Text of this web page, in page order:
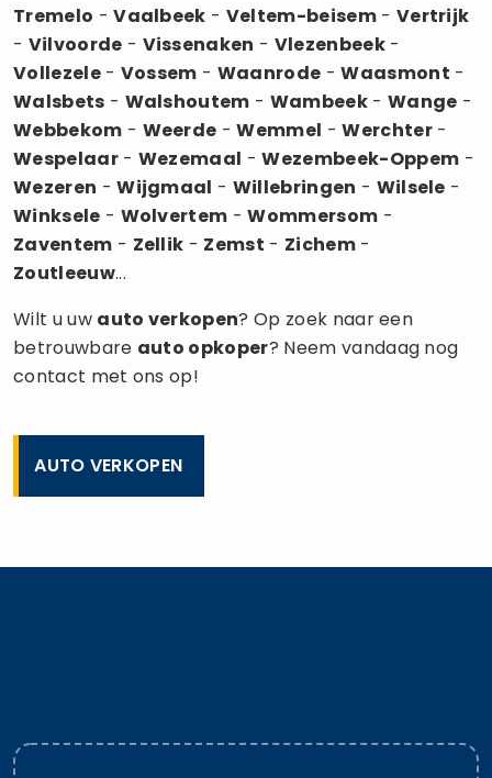
Tremelo -Vaalbeek - Veltem-beisem- Vertrijk
- Vilvoorde - Vissenaken - Vlezenbeek-
Vollezele- Vossem - Waanrode -Waasmont -
Walsbets - Walshoutem - Wambeek- Wange -
Webbekom - Weerde -Wemmel -Werchter-
Wespelaar- Wezemaal -Wezembeek-Oppem -
Wezeren -Wijgmaal - Willebringen - Wilsele -
Winksele - Wolvertem -Wommersom -
Zaventem - Zellik - Zemst - Zichem-
Zoutleeuw...
Wilt u uw auto verkopen? Op zoek naar een
betrouwbare auto opkoper? Neem vandaag nog
contact met ons op!
AUTO VERKOPEN